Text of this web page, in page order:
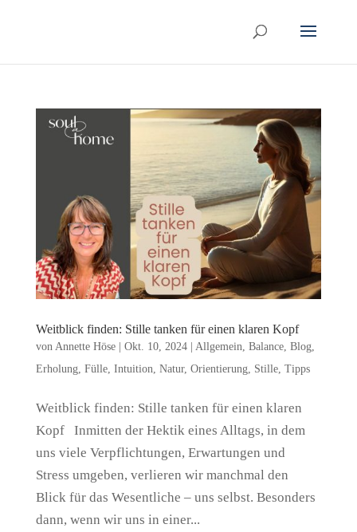
Weitblick finden: Stille tanken für einen klaren Kopf
von Annette Höse| Okt. 10, 2024| Allgemein Balance, Blog,
Erholung, Fülle, Intuition Natur, Orientierung, Stille, Tipps
Weitblick finden: Stille tanken für einen klaren
Kopf Inmitten der Hektik eines Alltags, in dem
uns viele Verpflichtungen, Erwartungen und
Stress umgeben, verlieren wir manchmal den
Blick für das Wesentliche – uns selbst. Besonders
dann, wenn wir uns in einer...